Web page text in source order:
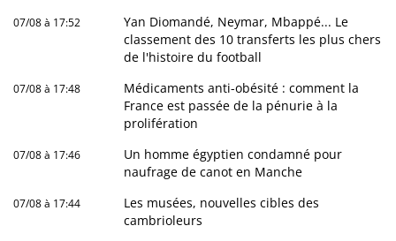
07/08 à 17:52
Yan Diomandé, Neymar, Mbappé... Le
classement des 10 transferts les plus chers
de l'histoire du football
07/08 à 17:48
Médicaments anti-obésité : comment la
France est passée de la pénurie à la
prolifération
07/08 à 17:46
Un homme égyptien condamné pour
naufrage de canot en Manche
07/08 à 17:44
Les musées, nouvelles cibles des
cambrioleurs